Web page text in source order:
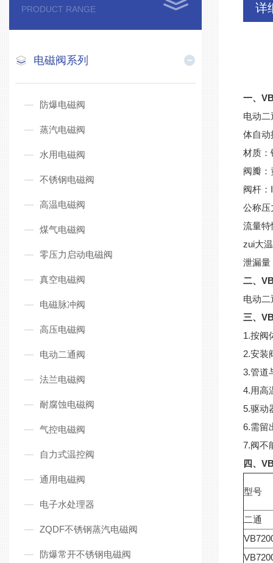
PRODUCT RANGE
电磁阀系列
防爆电磁阀
蒸汽电磁阀
水用电磁阀
不锈钢电磁阀
高温电磁阀
煤气电磁阀
零压力启动电磁阀
真空电磁阀
电磁脉冲阀
高压电磁阀
电动二通阀
法兰电磁阀
耐腐蚀电磁阀
气控电磁阀
自力式温控阀
通用电磁阀
电子水处理器
ZQDF不锈钢蒸汽电磁阀
防爆常开不锈钢电磁阀
详
一、
电动
体自
材质
阀瓣
阀杆
公称
流量
zui大
泄漏
二、
电动
三、
1.按阀
2.安装
3.管道
4.用高
5.驱动
6.需留
7.阀不
四、
型号
二通